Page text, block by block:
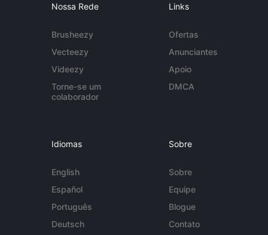
Nossa Rede
Brusheezy
Vecteezy
Videezy
Torne-se um
colaborador
Links
Ofertas
Anunciantes
Apoio
DMCA
Idiomas
English
Español
Português
Deutsch
Sobre
Sobre
Equipe
Blogue
Contato